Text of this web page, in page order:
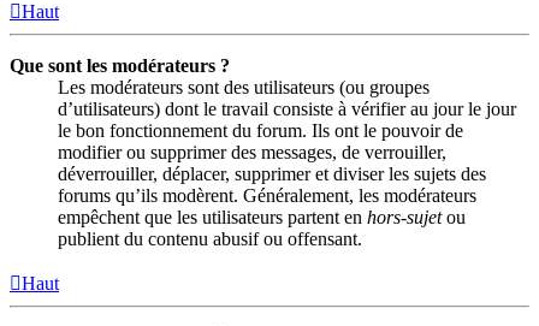
Haut
Que sont les modérateurs ?
Les modérateurs sont des utilisateurs (ou groupes
d’utilisateurs) dont le travail consiste à vérifier au jour le jour
le bon fonctionnement du forum. Ils ont le pouvoir de
modifier ou supprimer des messages, de verrouiller,
déverrouiller, déplacer, supprimer et diviser les sujets des
forums qu’ils modèrent. Généralement, les modérateurs
empêchent que les utilisateurs partent en hors-sujetou
publient du contenu abusif ou offensant.
Haut